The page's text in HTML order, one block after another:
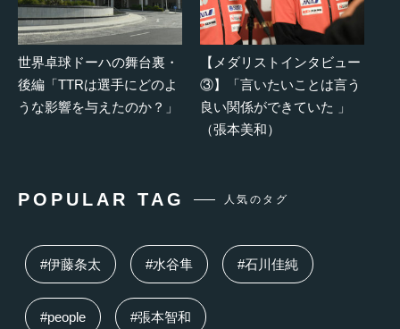
世界卓球ドーハの舞台裏・
後編「TTRは選手にどのよ
うな影響を与えたのか？」
【メダリストインタビュー
③】「言いたいことは言う
良い関係ができていた 」
（張本美和）
POPULAR TAG 人気のタグ
#伊藤条太 #水谷隼 #石川佳純
#people #張本智和